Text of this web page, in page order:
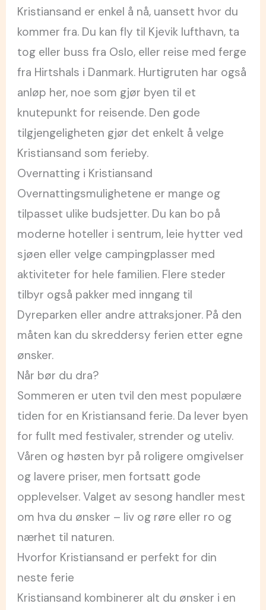
Kristiansand er enkel å nå, uansett hvor du
kommer fra. Du kan fly til Kjevik lufthavn, ta
tog eller buss fra Oslo, eller reise med ferge
fra Hirtshals i Danmark. Hurtigruten har også
anløp her, noe som gjør byen til et
knutepunkt for reisende. Den gode
tilgjengeligheten gjør det enkelt å velge
Kristiansand som ferieby.
Overnatting i Kristiansand
Overnattingsmulighetene er mange og
tilpasset ulike budsjetter. Du kan bo på
moderne hoteller i sentrum, leie hytter ved
sjøen eller velge campingplasser med
aktiviteter for hele familien. Flere steder
tilbyr også pakker med inngang til
Dyreparken eller andre attraksjoner. På den
måten kan du skreddersy ferien etter egne
ønsker.
Når bør du dra?
Sommeren er uten tvil den mest populære
tiden for en Kristiansand ferie. Da lever byen
for fullt med festivaler, strender og uteliv.
Våren og høsten byr på roligere omgivelser
og lavere priser, men fortsatt gode
opplevelser. Valget av sesong handler mest
om hva du ønsker – liv og røre eller ro og
nærhet til naturen.
Hvorfor Kristiansand er perfekt for din
neste ferie
Kristiansand kombinerer alt du ønsker i en